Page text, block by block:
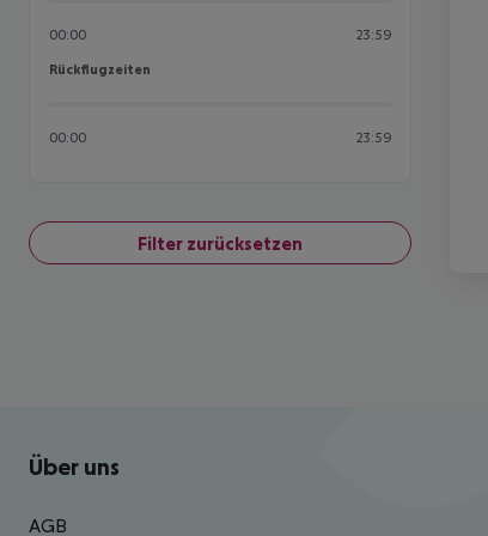
00:00 23:59
Rückflugzeiten
Rückflugzeiten
00:00 23:59
Filter zurücksetzen
Footer navigation
Über uns
AGB